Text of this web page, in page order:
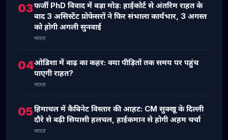
03फर्जी PhD विवाद में बड़ा मोड़: हाईकोर्ट से अंतरिम राहत के
बाद 3 असिस्टेंट प्रोफेसरों ने फिर संभाला कार्यभार, 3 अगस्त
को होगी अगली सुनवाई
भारत
04ओडिशा में बाढ़ का कहर: क्या पीड़ितों तक समय पर पहुंच
पाएगी राहत?
भारत
05हिमाचल में कैबिनेट विस्तार की आहट: CM सुक्खू के दिल्ली
दौरे से बढ़ी सियासी हलचल, हाईकमान से होगी अहम चर्चा
भारत